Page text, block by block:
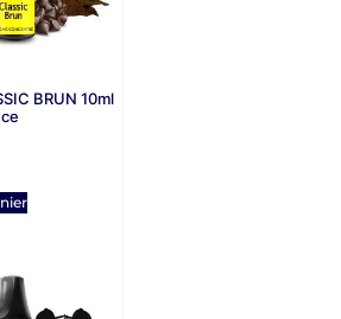
BRUN 10ml